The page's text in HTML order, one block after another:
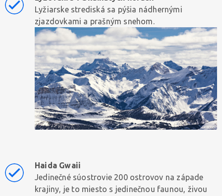
Lyžiarske strediská sa pýšia nádhernými
zjazdovkami a prašným snehom.
Haida Gwaii
Jedinečné súostrovie 200 ostrovov na západe
krajiny, je to miesto s jedinečnou faunou, živou